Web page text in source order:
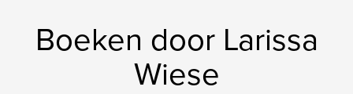
Boeken door Larissa
Wiese